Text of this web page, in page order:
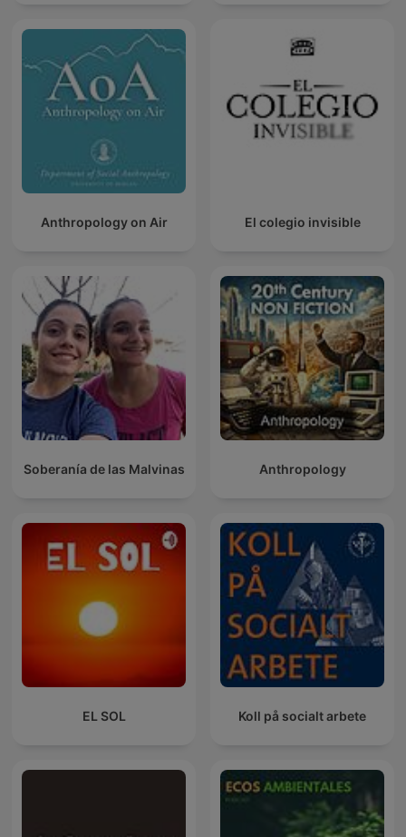
Anthropology on Air El colegio invisible
Soberanía de las Malvinas Anthropology
EL SOL Koll på socialt arbete